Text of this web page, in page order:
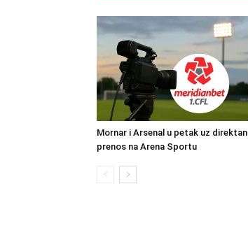
Mornar i Arsenal u petak uz direktan
prenos na Arena Sportu